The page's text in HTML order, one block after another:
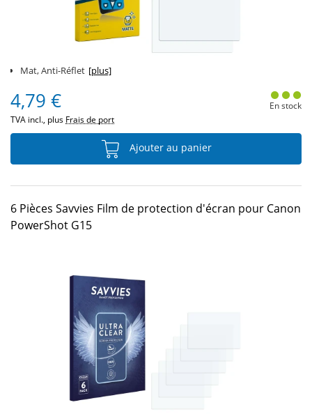
Mat, Anti-Réflet [plus]
4,79 €
TVA incl., plus Frais de port
En stock
Ajouter au panier
6 Pièces Savvies Film de protection d'écran pour Canon
PowerShot G15